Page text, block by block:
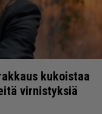
kukoistaa
virnistyksiä